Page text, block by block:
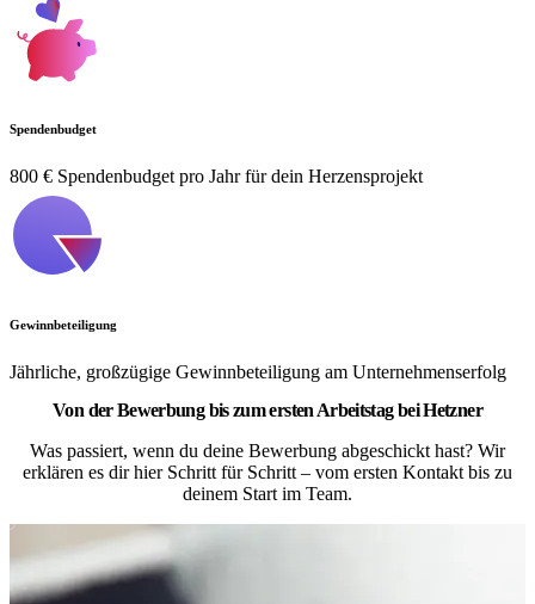
Spendenbudget
800 € Spendenbudget pro Jahr für dein Herzensprojekt
Gewinnbeteiligung
Jährliche, großzügige Gewinnbeteiligung am Unternehmenserfolg
Von der Bewerbung bis zum ersten Arbeitstag bei Hetzner
Was passiert, wenn du deine Bewerbung abgeschickt hast? Wir
erklären es dir hier Schritt für Schritt – vom ersten Kontakt bis zu
deinem Start im Team.